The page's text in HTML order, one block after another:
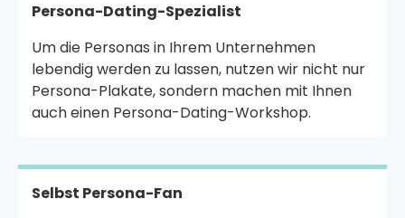
Persona-Dating-Spezialist
Um die Personas in Ihrem Unternehmen
lebendig werden zu lassen, nutzen wir nicht nur
Persona-Plakate, sondern machen mit Ihnen
auch einen Persona-Dating-Workshop.
Selbst Persona-Fan